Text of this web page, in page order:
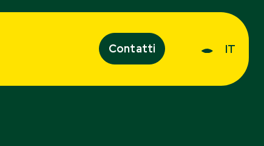
Contatti IT